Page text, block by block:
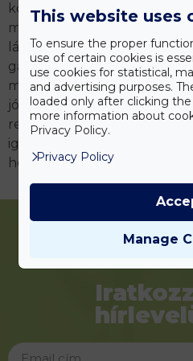
közösen rendszerbe
méltó módon átvette az
lányom pedig biztosítja a
gazdasági vonalat, valamint
megfelelő
jól működni a mai napig,
rengeteg törzsvendégünk
igazolja, akik családjaikkal
hozzánk.
This website uses
To ensure the proper
use of certain cookies is
use cookies for statistical,
and advertising purposes.
loaded only after clicking
more information about
Privacy Policy.
Privacy Policy
Manage